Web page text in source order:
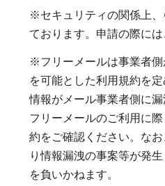
※セキュリティの関係上、
ております。申請の際には
※フリーメールは事業者
を可能とした利用規約を
情報がメール事業者側に漏
フリーメールのご利用に
約をご確認ください。な
り情報漏洩の事案等が発
を負いかねます。